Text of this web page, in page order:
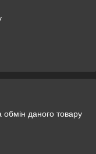
даного товару